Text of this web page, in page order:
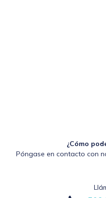
¿Cómo
Póngase en contacto con